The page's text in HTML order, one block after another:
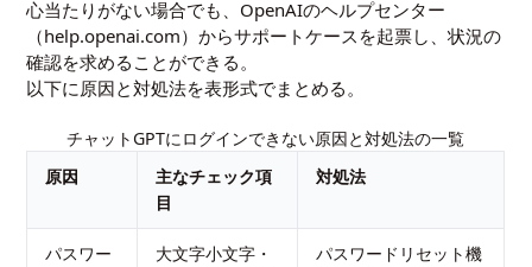
心当たりがない場合でも、OpenAIのヘルプセンター
（help.openai.com）からサポートケースを起票し、状況の
確認を求めることができる。
以下に原因と対処法を表形式でまとめる。
チャットGPTにログインできない原因と対処法の一覧
原因
主なチェック項
目
対処法
パスワー
大文字小文字・
パスワードリセット機